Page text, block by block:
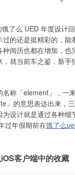
了么 UED 年度设计
的还是挺精彩的，
阅历也都在增加，
就当前车之鉴，新
称「element」，一
」的意思表达出来
设计就是通过各种
过年假期前在饿了么
客户端中的收藏